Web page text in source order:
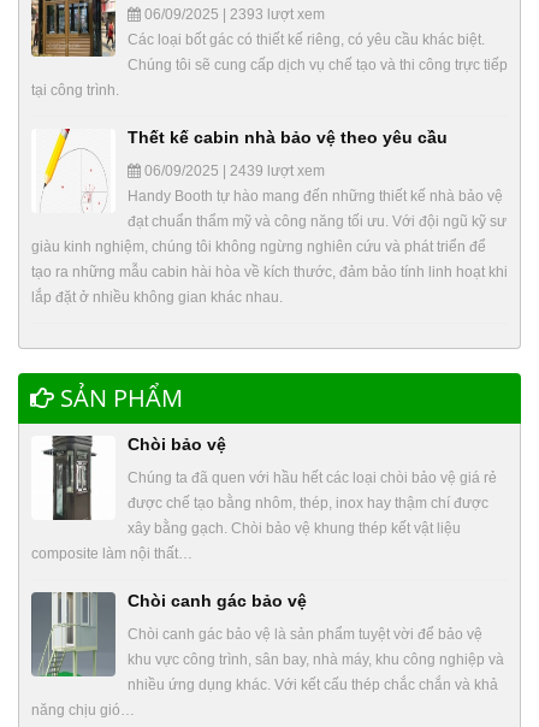
06/09/2025 | 2393 lượt xem
Các loại bốt gác có thiết kế riêng, có yêu cầu khác biệt.
Chúng tôi sẽ cung cấp dịch vụ chế tạo và thi công trực tiếp
tại công trình.
Thết kế cabin nhà bảo vệ theo yêu cầu
06/09/2025 | 2439 lượt xem
Handy Booth tự hào mang đến những thiết kế nhà bảo vệ
đạt chuẩn thẩm mỹ và công năng tối ưu. Với đội ngũ kỹ sư
giàu kinh nghiệm, chúng tôi không ngừng nghiên cứu và phát triển để
tạo ra những mẫu cabin hài hòa về kích thước, đảm bảo tính linh hoạt khi
lắp đặt ở nhiều không gian khác nhau.
SẢN PHẨM
Chòi bảo vệ
Chúng ta đã quen với hầu hết các loại chòi bảo vệ giá rẻ
được chế tạo bằng nhôm, thép, inox hay thậm chí được
xây bằng gạch. Chòi bảo vệ khung thép kết vật liệu
composite làm nội thất…
Chòi canh gác bảo vệ
Chòi canh gác bảo vệ là sản phẩm tuyệt vời để bảo vệ
khu vực công trình, sân bay, nhà máy, khu công nghiệp và
nhiều ứng dụng khác. Với kết cấu thép chắc chắn và khả
năng chịu gió…